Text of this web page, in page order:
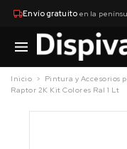
Envío gratuitoen la
Inicio Pintura y Accesorios
Raptor 2K Kit Colores Ral 1 Lt